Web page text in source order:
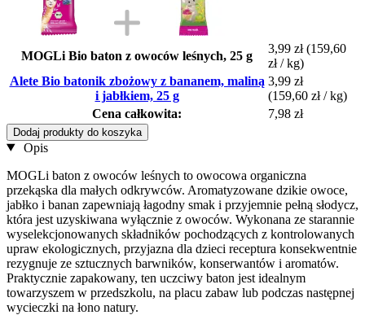
MOGLi Bio baton z owoców leśnych, 25 g
3,99 zł (159,60
zł / kg)
Alete Bio batonik zbożowy z bananem, maliną
i jabłkiem, 25 g
3,99 zł
(159,60 zł / kg)
Cena całkowita:
7,98 zł
Dodaj produkty do koszyka
Opis
MOGLi baton z owoców leśnych to owocowa organiczna
przekąska dla małych odkrywców. Aromatyzowane dzikie owoce,
jabłko i banan zapewniają łagodny smak i przyjemnie pełną słodycz,
która jest uzyskiwana wyłącznie z owoców. Wykonana ze starannie
wyselekcjonowanych składników pochodzących z kontrolowanych
upraw ekologicznych, przyjazna dla dzieci receptura konsekwentnie
rezygnuje ze sztucznych barwników, konserwantów i aromatów.
Praktycznie zapakowany, ten uczciwy baton jest idealnym
towarzyszem w przedszkolu, na placu zabaw lub podczas następnej
wycieczki na łono natury.